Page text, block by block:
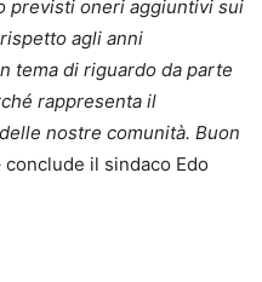
previsti oneri aggiuntivi sui
agli anni
tema di riguardo da parte
rappresenta il
nostre comunità. Buon
conclude il sindaco Edo